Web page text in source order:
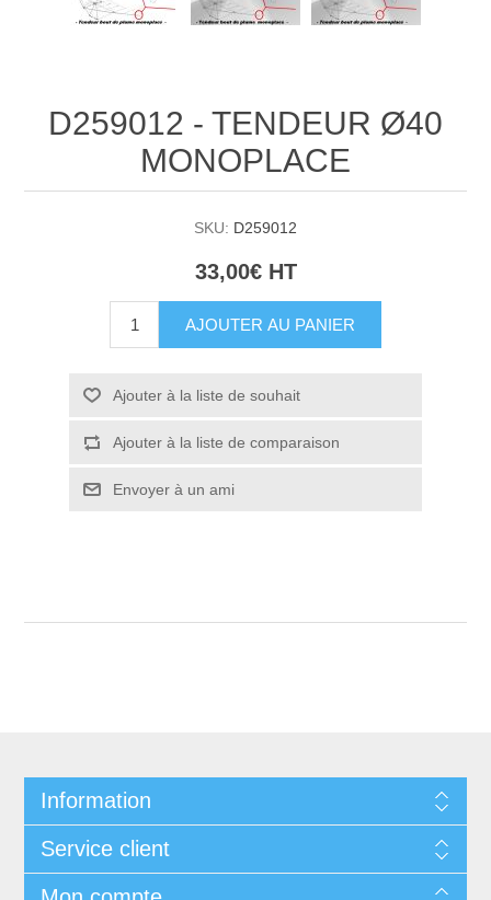
D259012 - TENDEUR Ø40
MONOPLACE
SKU: D259012
33,00€ HT
AJOUTER AU PANIER
Ajouter à la liste de souhait
Ajouter à la liste de comparaison
Envoyer à un ami
Information
Service client